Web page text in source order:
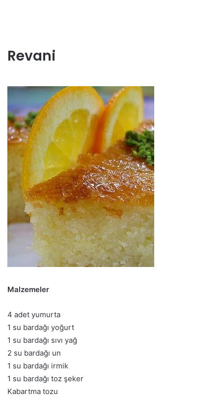
Revani
Malzemeler
4 adet yumurta
1 su bardağı yoğurt
1 su bardağı sıvı yağ
2 su bardağı un
1 su bardağı irmik
1 su bardağı toz şeker
Kabartma tozu